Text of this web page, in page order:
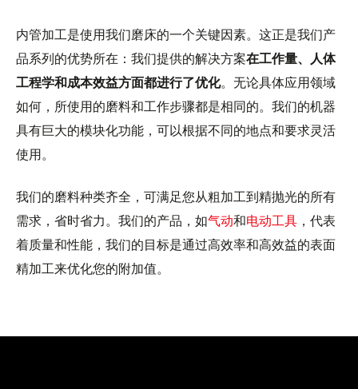
内管加工是使用我们磨床的一个关键因素。这正是我们产
品系列的优势所在：我们提供的解决方案在工作量、人体
工程学和成本效益方面都进行了优化。无论具体应用领域
如何，所使用的磨料和工作步骤都是相同的。我们的机器
具有巨大的模块化功能，可以根据不同的地点和要求灵活
使用。
我们的磨料种类齐全，可满足您从粗加工到精抛光的所有
需求，省时省力。我们的产品，如气动和电动工具 ，代表
着质量和性能，我们的目标是通过高效率和高效益的表面
精加工来优化您的附加值。